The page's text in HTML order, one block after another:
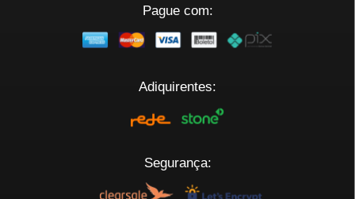
Pague com:
Adiquirentes:
Segurança: